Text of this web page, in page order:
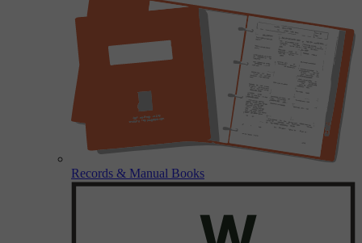
Records & Manual Books